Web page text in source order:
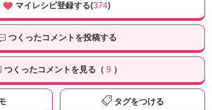
マイレシピ登録する(374)
つくったコメントを投稿する
つくったコメントを見る（ 9 ）
タグをつける